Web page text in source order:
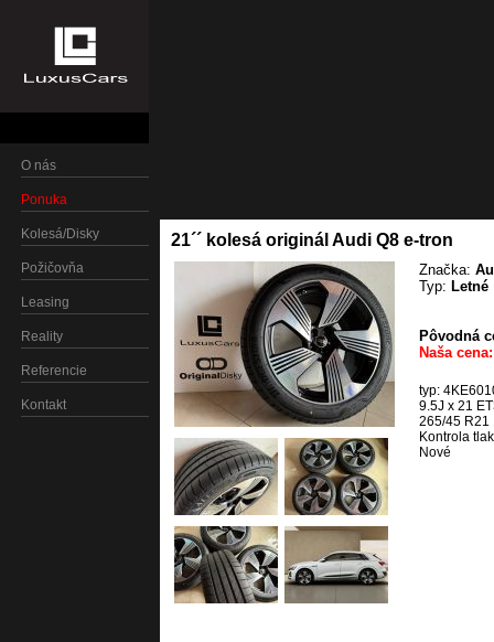
O nás
Ponuka
Kolesá/Disky
Požičovňa
Leasing
Reality
Referencie
Kontakt
21´´ kolesá originál Audi Q8 e-tron
Značka:
Typ: Letné
Pôvodná
Naša
typ:
9.5J x 21
265/45 R21
Kontrola
Nové